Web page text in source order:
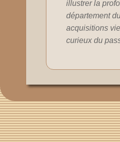
illustrer la
département
acquisitions
curieux du